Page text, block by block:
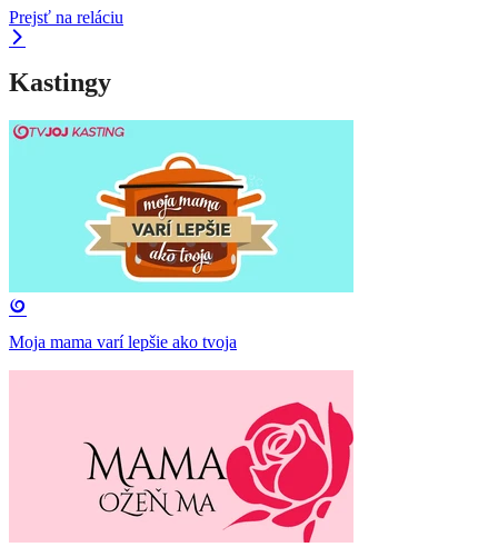
Prejsť na reláciu
Kastingy
Moja mama varí lepšie ako tvoja